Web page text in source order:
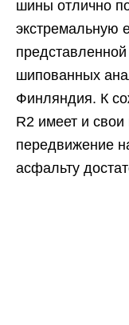
шины отлично
экстремальную
шипованных
Финляндия. К
R2 имеет и
передвижение
асфальту